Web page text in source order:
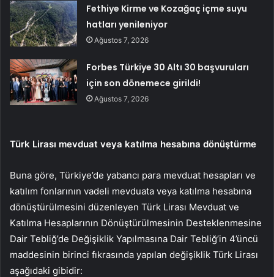
Fethiye Kirme ve Kozağaç içme suyu
hatları yenileniyor
Ağustos 7, 2026
Forbes Türkiye 30 Altı 30 başvuruları
için son dönemece girildi!
Ağustos 7, 2026
Türk Lirası mevduat veya katılma hesabına dönüştürme
Buna göre, Türkiye’de yabancı para mevduat hesapları ve
katılım fonlarının vadeli mevduata veya katılma hesabına
dönüştürülmesini düzenleyen Türk Lirası Mevduat ve
Katılma Hesaplarının Dönüştürülmesinin Desteklenmesine
Dair Tebliğ’de Değişiklik Yapılmasına Dair Tebliğ’in 4’üncü
maddesinin birinci fıkrasında yapılan değişiklik Türk Lirası
aşağıdaki gibidir: